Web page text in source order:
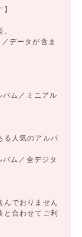
データが含ま
ム／ミニアル
る人気のアルバ
ム／全デジタ
でおりません
合わせてご利